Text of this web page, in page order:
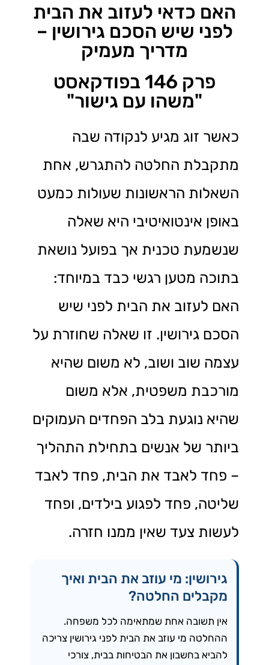
האם כדאי לעזוב את הבית
לפני שיש הסכם גירושין –
מדריך מעמיק
פרק 146 בפודקאסט
"משהו עם גישור"
כאשר זוג מגיע לנקודה שבה
מתקבלת החלטה להתגרש, אחת
השאלות הראשונות שעולות כמעט
באופן אינטואיטיבי היא שאלה
שנשמעת טכנית אך בפועל נושאת
בתוכה מטען רגשי כבד במיוחד:
האם לעזוב את הבית לפני שיש
הסכם גירושין. זו שאלה שחוזרת על
עצמה שוב ושוב, לא משום שהיא
מורכבת משפטית, אלא משום
שהיא נוגעת בלב הפחדים העמוקים
ביותר של אנשים בתחילת התהליך
– פחד לאבד את הבית, פחד לאבד
שליטה, פחד לפגוע בילדים, ופחד
לעשות צעד שאין ממנו חזרה.
גירושין: מי עוזב את הבית ואיך
מקבלים החלטה?
אין תשובה אחת שמתאימה לכל משפחה.
ההחלטה מי עוזב את הבית לפני גירושין צריכה
להביא בחשבון את הבטיחות בבית, צורכי